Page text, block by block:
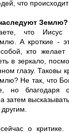
что
Землю?
что Иисус
А кроткие -
кто желает
в зеркало,
глазу. Таковы
Не так, что
но благодаря
затем
о